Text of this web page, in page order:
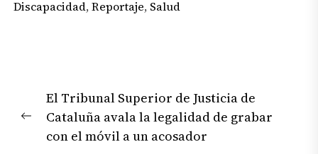
Discapacidad,Reportaje, Salud
de
entradas
Previous
post:
El Tribunal Superior de Justicia de
Cataluña avala la legalidad de grabar
con el móvil a un acosador